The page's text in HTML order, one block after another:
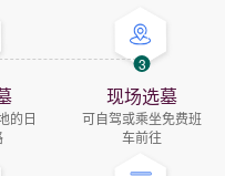
的日
3
现场选墓
可自驾或乘坐免费班
车前往